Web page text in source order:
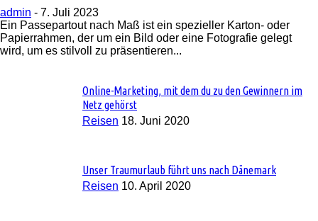
admin - 7. Juli 2023
Ein Passepartout nach Maß ist ein spezieller Karton- oder
Papierrahmen, der um ein Bild oder eine Fotografie gelegt
wird, um es stilvoll zu präsentieren...
Online-Marketing, mit dem du zu den Gewinnern im
Netz gehörst
Reisen 18. Juni 2020
Unser Traumurlaub führt uns nach Dänemark
Reisen 10. April 2020